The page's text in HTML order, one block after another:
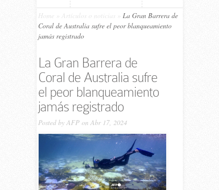
Home Artículos o noticias
La Gran Barrera de
Coral de Australia sufre el peor blanqueamiento
jamás registrado
La Gran Barrera de
Coral de Australia sufre
el peor blanqueamiento
jamás registrado
Posted by AFPon Abr 17, 2024